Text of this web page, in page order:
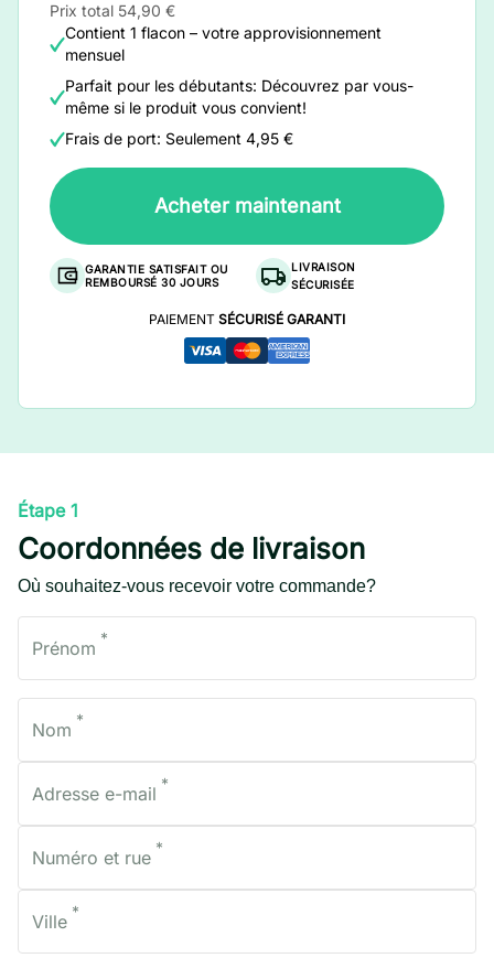
Prix total 54,90 €
Contient 1 flacon – votre approvisionnement
mensuel
Parfait pour les débutants: Découvrez par vous-
même si le produit vous convient!
Frais de port: Seulement 4,95 €
Acheter maintenant
GARANTIE SATISFAIT OU
REMBOURSÉ 30 JOURS
LIVRAISON
SÉCURISÉE
PAIEMENT SÉCURISÉ GARANTI
Étape 1
Coordonnées de livraison
Où souhaitez-vous recevoir votre commande?
Prénom *
Nom *
Adresse e-mail *
Numéro et rue *
Ville *